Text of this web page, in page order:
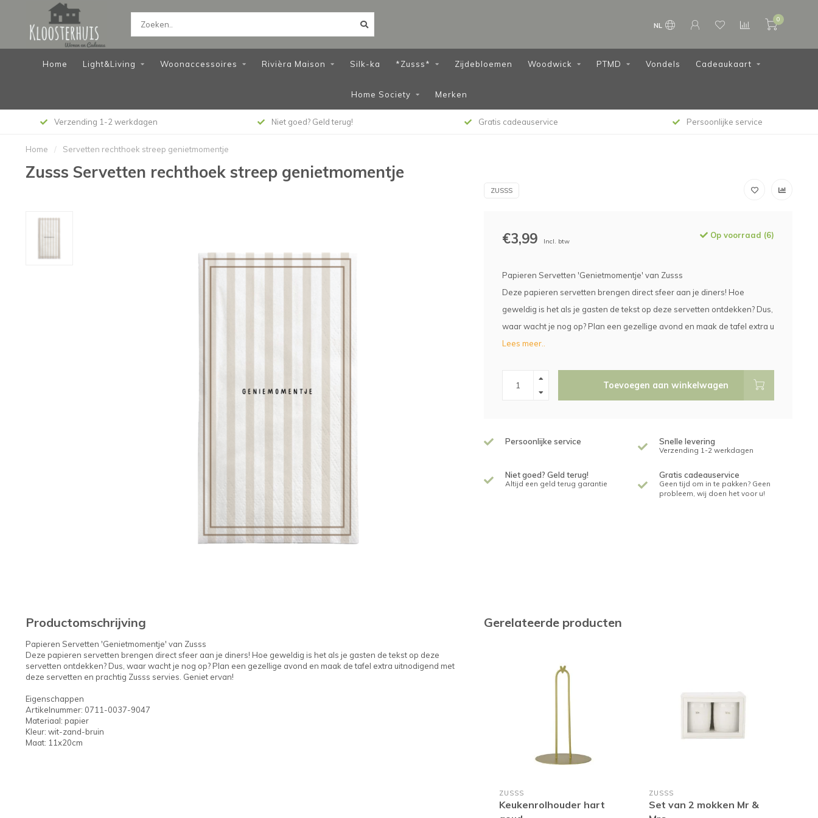
NL
0
Home Light&Living Woonaccessoires Rivièra Maison Silk-ka *Zusss* Zijdebloemen Woodwick PTMD Vondels Cadeaukaart
Home Society Merken
Verzending 1-2 werkdagen Niet goed? Geld terug! Gratis cadeauservice Persoonlijke service
Home / Servetten rechthoek streep genietmomentje
Zusss Servetten rechthoek streep genietmomentje
ZUSSS
€3,99 Incl. btw
Op voorraad (6)
Papieren Servetten 'Genietmomentje' van Zusss
Deze papieren servetten brengen direct sfeer aan je diners! Hoe
geweldig is het als je gasten de tekst op deze servetten ontdekken? Dus,
waar wacht je nog op? Plan een gezellige avond en maak de tafel extra u
Lees meer..
Toevoegen aan winkelwagen
Persoonlijke service Snelle levering
Verzending 1-2 werkdagen
Niet goed? Geld terug!
Altijd een geld terug garantie
Gratis cadeauservice
Geen tijd om in te pakken? Geen
probleem, wij doen het voor u!
Productomschrijving
Papieren Servetten 'Genietmomentje' van Zusss
Deze papieren servetten brengen direct sfeer aan je diners! Hoe geweldig is het als je gasten de tekst op deze
servetten ontdekken? Dus, waar wacht je nog op? Plan een gezellige avond en maak de tafel extra uitnodigend met
deze servetten en prachtig Zusss servies. Geniet ervan!
Eigenschappen
Artikelnummer: 0711-0037-9047
Materiaal: papier
Kleur: wit-zand-bruin
Maat: 11x20cm
Gerelateerde producten
ZUSSS
Keukenrolhouder hart
ZUSSS
Set van 2 mokken Mr &